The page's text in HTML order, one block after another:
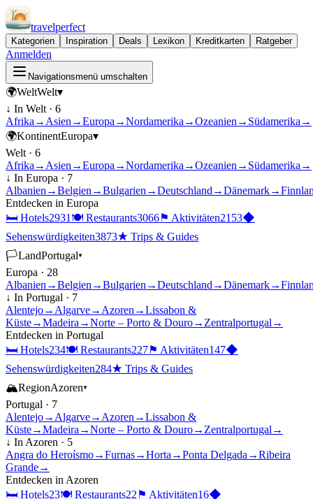
travelperfect
Kategorien Inspiration Deals Lexikon Kreditkarten Ratgeber
Anmelden
Navigationsmenü umschalten
🌍WeltWelt▾
↓ In Welt · 6
Afrika → Asien →Europa →Nordamerika →Ozeanien → Südamerika →
🌍KontinentEuropa▾
Welt · 6
Afrika → Asien →Europa →Nordamerika →Ozeanien → Südamerika →
↓ In Europa · 7
Albanien →Belgien →Bulgarien →Deutschland →Dänemark→
Entdecken in Europa
🛏 Hotels2931 🍽 Restaurants3066⚑ Aktivitäten2153◆
Sehenswürdigkeiten3873★ Trips & Guides
🏳LandPortugal▾
Europa · 28
Albanien →Belgien →Bulgarien →Deutschland →Dänemark→
↓ In Portugal · 7
Alentejo→ Algarve→ Azoren →Lissabon &
Küste→Madeira →Norte – Porto & Douro→ Zentralportugal →
Entdecken in Portugal
🛏 Hotels234🍽 Restaurants227⚑ Aktivitäten147◆
Sehenswürdigkeiten284★ Trips & Guides
🏔RegionAzoren▾
Portugal · 7
Alentejo→ Algarve→ Azoren →Lissabon &
Küste→Madeira →Norte – Porto & Douro→ Zentralportugal →
↓ In Azoren · 5
Angra do Heroísmo→Furnas→Horta →Ponta Delgada →Ribeira
Grande→
Entdecken in Azoren
🛏 Hotels23🍽 Restaurants22⚑ Aktivitäten16◆